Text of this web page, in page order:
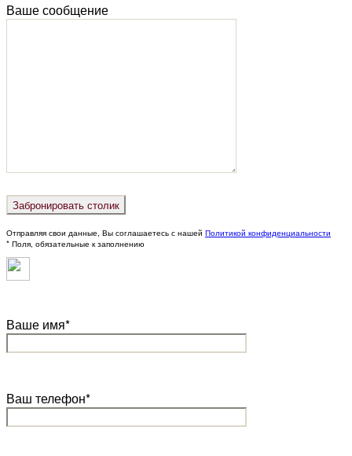
Ваше сообщение
Отправляя свои данные, Вы соглашаетесь с нашей Политикой конфиденциальности
* Поля, обязательные к заполнению
Ваше имя*
Ваш телефон*